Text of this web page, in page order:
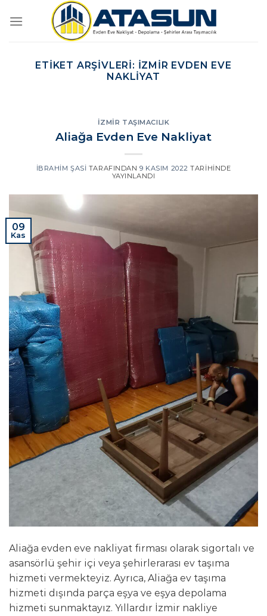
atla
ETIKET ARŞIVLERI: IZMIR EVDEN EVE
NAKLIYAT
İZMIR TAŞIMACILIK
Aliağa Evden Eve Nakliyat
İBRAHIM ŞASI TARAFINDAN 9 KASIM 2022 TARIHINDE
YAYINLANDI
09
Kas
Aliağa evden eve nakliyat firması olarak sigortalı ve
asansörlü şehir içi veya şehirlerarası ev taşıma
hizmeti vermekteyiz. Ayrıca, Aliağa ev taşıma
hizmeti dışında parça eşya ve eşya depolama
hizmeti sunmaktayız. Yıllardır İzmir nakliye